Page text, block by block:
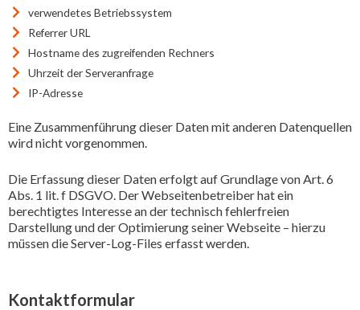
verwendetes Betriebssystem
Referrer URL
Hostname des zugreifenden Rechners
Uhrzeit der Serveranfrage
IP-Adresse
Eine Zusammenführung dieser Daten mit anderen Datenquellen
wird nicht vorgenommen.
Die Erfassung dieser Daten erfolgt auf Grundlage von Art. 6
Abs. 1 lit. f DSGVO. Der Webseitenbetreiber hat ein
berechtigtes Interesse an der technisch fehlerfreien
Darstellung und der Optimierung seiner Webseite – hierzu
müssen die Server-Log-Files erfasst werden.
Kontaktformular